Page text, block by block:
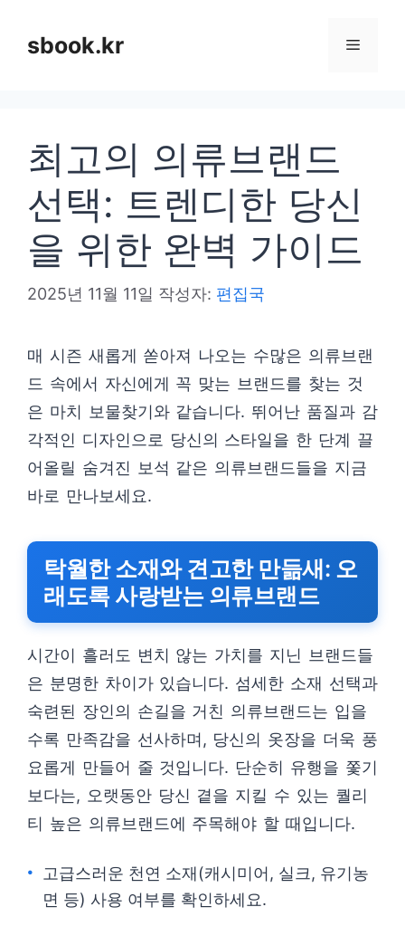
sbook.kr 메
최고의 의류브랜드
선택: 트렌디한 당신
을 위한 완벽 가이드
2025년 11월 11일 작성자: 편집국
매 시즌 새롭게 쏟아져 나오는 수많은 의류브랜
드 속에서 자신에게 꼭 맞는 브랜드를 찾는 것
은 마치 보물찾기와 같습니다. 뛰어난 품질과 감
각적인 디자인으로 당신의 스타일을 한 단계 끌
어올릴 숨겨진 보석 같은 의류브랜드들을 지금
바로 만나보세요.
탁월한 소재와 견고한 만듦새: 오
래도록 사랑받는 의류브랜드
시간이 흘러도 변치 않는 가치를 지닌 브랜드들
은 분명한 차이가 있습니다. 섬세한 소재 선택과
숙련된 장인의 손길을 거친 의류브랜드는 입을
수록 만족감을 선사하며, 당신의 옷장을 더욱 풍
요롭게 만들어 줄 것입니다. 단순히 유행을 쫓기
보다는, 오랫동안 당신 곁을 지킬 수 있는 퀄리
티 높은 의류브랜드에 주목해야 할 때입니다.
고급스러운 천연 소재(캐시미어, 실크, 유기농
면 등) 사용 여부를 확인하세요.